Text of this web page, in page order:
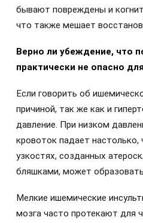
бывают повреждены и
что также мешает
Верно ли убеждение, что
практически не опасно
Если говорить об
причиной, так же как и
давление. При низком
кровоток падает настолько,
узкостях, созданных
бляшками, может
Мелкие ишемические
мозга часто протекают для